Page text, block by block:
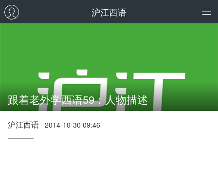
沪江西语
跟着老外学西语59：人物描述
沪江西语 2014-10-30 09:46